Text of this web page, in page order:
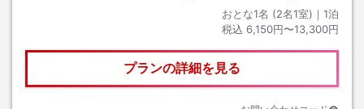
おとな1名 (2名1室)｜ 1泊
税込 6,150円〜13,300円
プランの詳細を見る